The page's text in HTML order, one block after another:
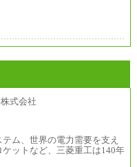
ム、世界の電力需要を支え
ットなど、三菱重工は140年